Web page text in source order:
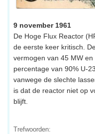
9 november 1961
De Hoge Flux Reactor
de eerste keer kritisch.
vermogen van 45 MW
percentage van 90% U-
vanwege de slechte
is dat de reactor niet op
blijft.
Trefwoorden: